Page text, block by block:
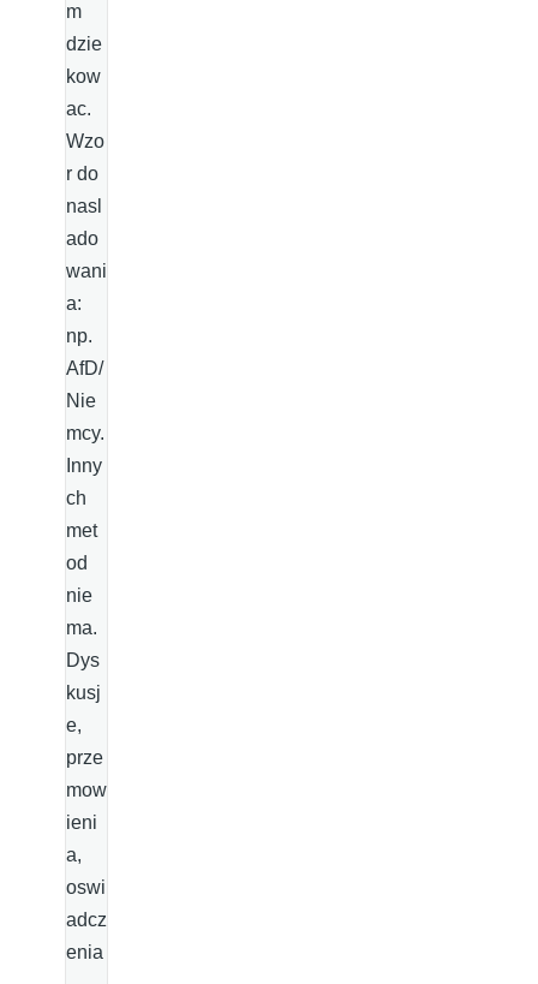
m
dzie
kow
ac.
Wzo
r do
nasl
ado
wani
a:
np.
AfD/
Nie
mcy.
Inny
ch
met
od
nie
ma.
Dys
kusj
e,
prze
mow
ieni
a,
oswi
adcz
enia